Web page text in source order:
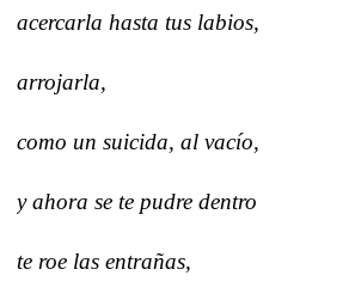
acercarla hasta tus labios,
arrojarla,
como un suicida, al vacío,
y ahora se te pudre dentro
te roe las entrañas,